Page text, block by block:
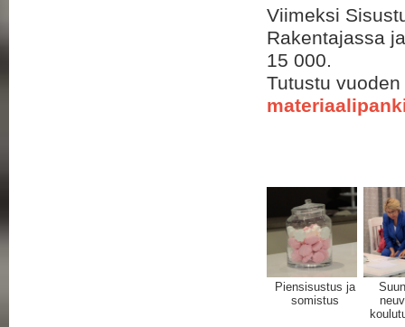
Viimeksi
Rakentajassa
15 000.
Tutustu
Piensisustus ja
somistus